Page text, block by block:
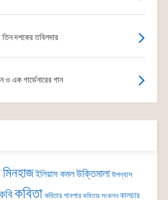
তিন দশকের তবিলদার
এক গার্ডেনারের গান
ইলিয়াস কমলউক্তিমালা উপন্যাস
কবিতা কবিতার গানপার কবিতার সংকলন কালচার